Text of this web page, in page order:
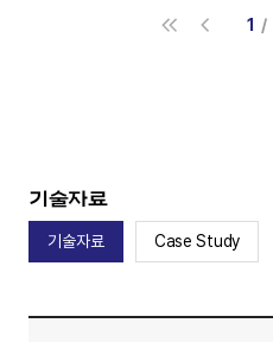
1
기술자료
기술자료 Case Study